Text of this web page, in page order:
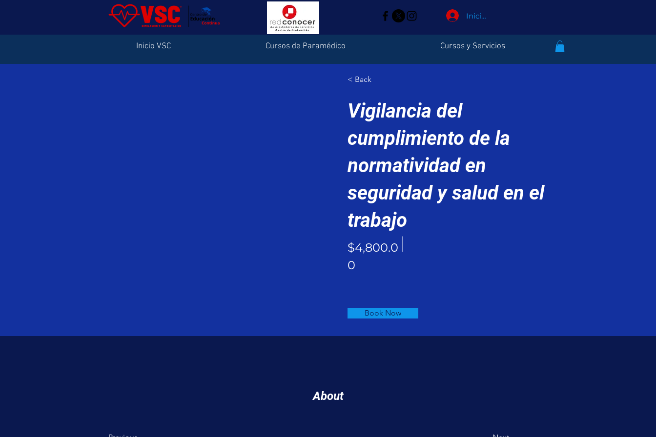
Iniciar sesión
Inicio VSC Cursos de Paramédico Cursos y Servicios
< Back
Vigilancia del
cumplimiento de la
normatividad en
seguridad y salud en el
trabajo
$4,800.0
0
Book Now
About